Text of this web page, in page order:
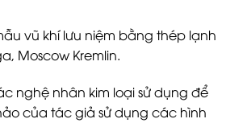
vũ khí lưu niệm bằng thép lạnh
Moscow Kremlin.
nghệ nhân kim loại sử dụng để
của tác giả sử dụng các hình